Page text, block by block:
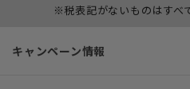
※税表記がないものはすべ
キャンペーン情報